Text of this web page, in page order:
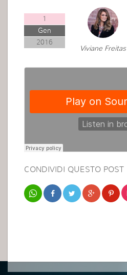
1
Gen
2016
Viviane Freitas
CONDIVIDI QUESTO POST